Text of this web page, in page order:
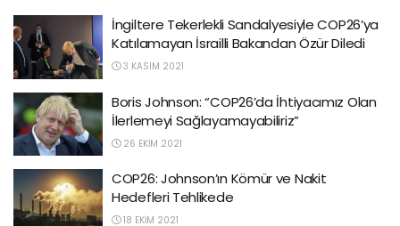
İngiltere Tekerlekli Sandalyesiyle COP26’ya
Katılamayan İsrailli Bakandan Özür Diledi
3 KASIM 2021
Boris Johnson: “COP26’da İhtiyacımız Olan
İlerlemeyi Sağlayamayabiliriz”
26 EKIM 2021
COP26: Johnson’ın Kömür ve Nakit
Hedefleri Tehlikede
18 EKIM 2021